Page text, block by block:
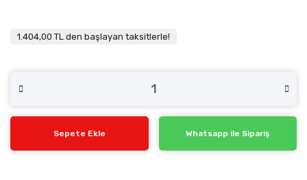
1.404,00 TL den başlayan taksitlerle!
Sepete Ekle Whatsapp ile Sipariş